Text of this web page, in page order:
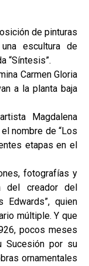
de pinturas
escultura de
“Síntesis”.
Carmen Gloria
a la planta baja
Magdalena
nombre de “Los
etapas en el
fotografías y
del creador del
Edwards”, quien
múltiple. Y que
pocos meses
Sucesión por su
ornamentales